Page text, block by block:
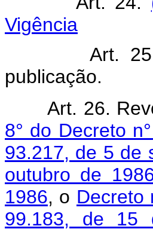
Vigência
Art. 25.
publicação.
Art. 26.
8° do Decreto
93.217, de 5 de
outubro de
1986, o Decreto
99.183, de 15